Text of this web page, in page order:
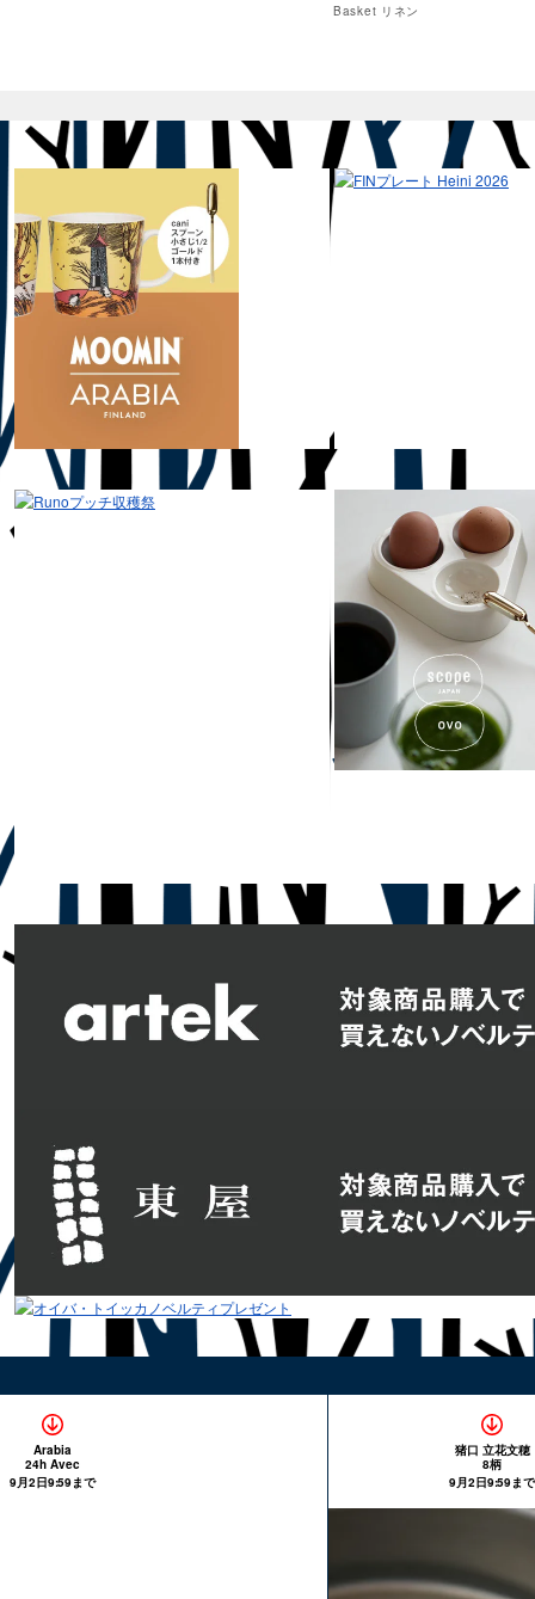
Basket リネン
Arabia
24h Avec
9月2日9:59まで
猪口 立花文穂
8柄
9月2日9:59まで